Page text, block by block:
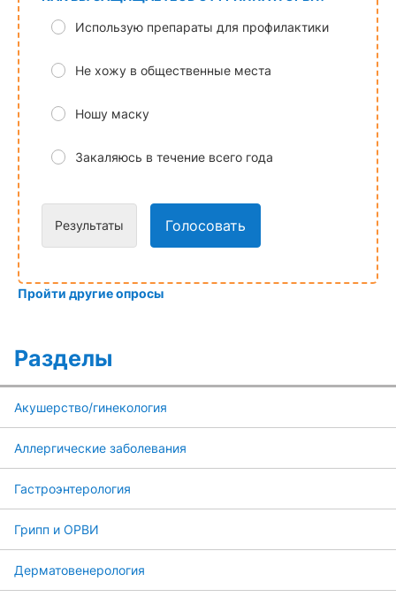
Разделы
Акушерство/гинекология
Аллергические заболевания
Гастроэнтерология
Грипп и ОРВИ
Дерматовенерология
Использую препараты для профилактики
Не хожу в общественные места
Ношу маску
Закаляюсь в течение всего года
Результаты Голосовать
Пройти другие опросы